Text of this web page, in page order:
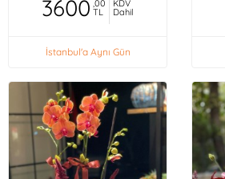
3600 ,00
TL
KDV
Dahil
İstanbul'a Aynı Gün